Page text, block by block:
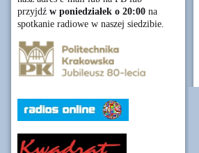
przyjdź w poniedziałek o 20:00 na
spotkanie radiowe w naszej siedzibie.